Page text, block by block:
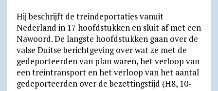
Hij beschrijft de treindeportaties vanuit
Nederland in 17 hoofdstukken en sluit af met een
Nawoord. De langste hoofdstukken gaan over de
valse Duitse berichtgeving over wat ze met de
gedeporteerden van plan waren, het verloop van
een treintransport en het verloop van het aantal
gedeporteerden over de bezettingstijd (H8, 10-